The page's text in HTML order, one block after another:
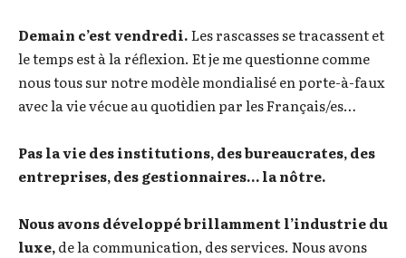
Demain c’est vendredi.Les rascasses se tracassent et
le temps est à la réflexion. Et je me questionne comme
nous tous sur notre modèle mondialisé en porte-à-faux
avec la vie vécue au quotidien par les Français/es…
Pas la vie des institutions, des bureaucrates, des
entreprises, des gestionnaires… la nôtre.
Nous avons développé brillamment l’industrie du
luxe,de la communication, des services. Nous avons